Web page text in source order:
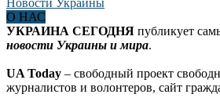
О НАС
УКРАИНА СЕГОДНЯ публикует
новости Украины и мира.
UA Today – свободный проект
журналистов и волонтеров, сайт